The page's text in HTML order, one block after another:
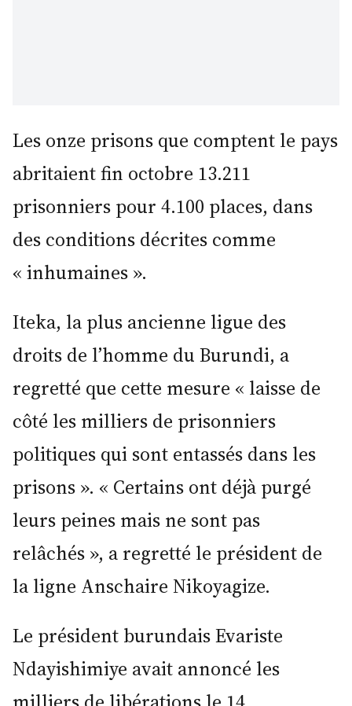
Les onze prisons que comptent le pays
abritaient fin octobre 13.211
prisonniers pour 4.100 places, dans
des conditions décrites comme
« inhumaines ».
Iteka, la plus ancienne ligue des
droits de l’homme du Burundi, a
regretté que cette mesure « laisse de
côté les milliers de prisonniers
politiques qui sont entassés dans les
prisons ». « Certains ont déjà purgé
leurs peines mais ne sont pas
relâchés », a regretté le président de
la ligne Anschaire Nikoyagize.
Le président burundais Evariste
Ndayishimiye avait annoncé les